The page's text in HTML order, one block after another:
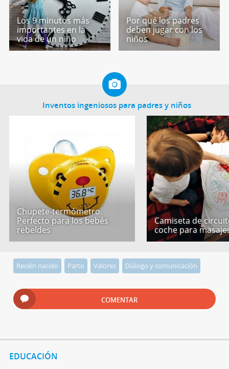
Los 9 minutos más
importantes en la
vida de un niño
Por qué los padres
deben jugar con los
niños
Inventos ingeniosos para padres y niños
Chupete-termómetro.
Perfecto para los bebés
rebeldes
Camiseta de
coche para
Recién nacido Parto Valores Diálogo y comunicación
COMENTAR
EDUCACIÓN